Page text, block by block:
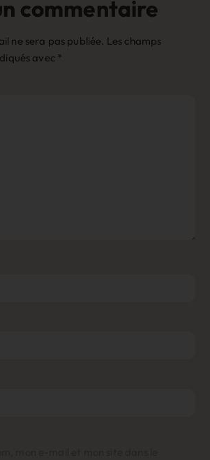
commentaire
ne sera pas publiée. Les champs
avec *